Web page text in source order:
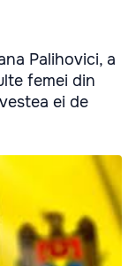
Palihovici, a
femei din
ei de